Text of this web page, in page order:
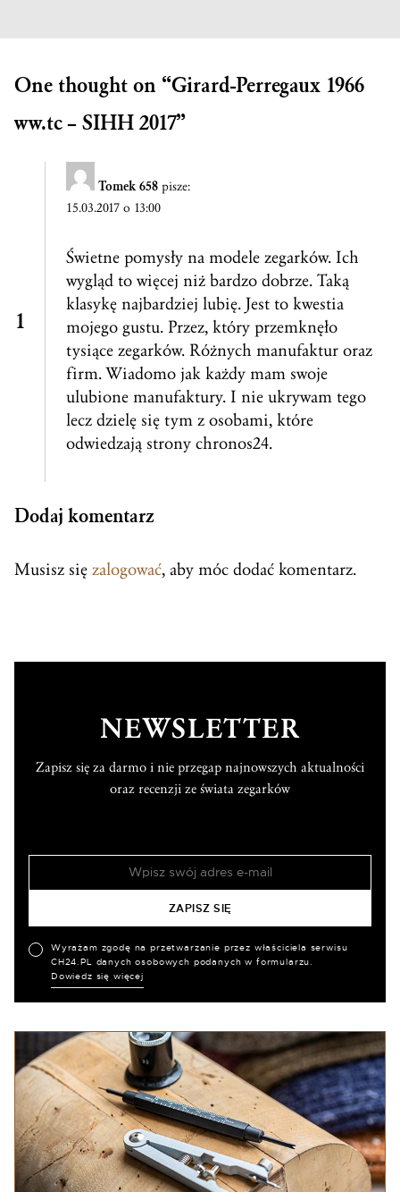
One thought on “Girard-Perregaux 1966
ww.tc – SIHH 2017”
Tomek 658 pisze:
15.03.2017 o 13:00
Świetne pomysły na modele zegarków. Ich
wygląd to więcej niż bardzo dobrze. Taką
klasykę najbardziej lubię. Jest to kwestia
mojego gustu. Przez, który przemknęło
tysiące zegarków. Różnych manufaktur oraz
firm. Wiadomo jak każdy mam swoje
ulubione manufaktury. I nie ukrywam tego
lecz dzielę się tym z osobami, które
odwiedzają strony chronos24.
Dodaj komentarz
Musisz się zalogować, aby móc dodać komentarz.
NEWSLETTER
Zapisz się za darmo i nie przegap najnowszych aktualności
oraz recenzji ze świata zegarków
Wyrażam zgodę na przetwarzanie przez właściciela serwisu
CH24.PL danych osobowych podanych w formularzu.
Dowiedz się więcej